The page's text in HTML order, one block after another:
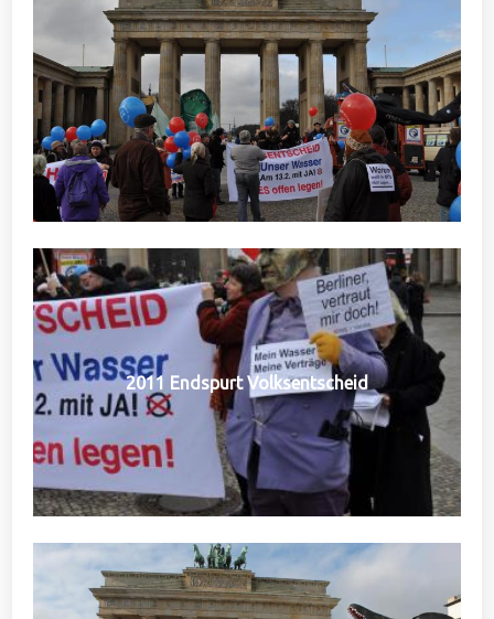
2011 Endspurt Volksentscheid